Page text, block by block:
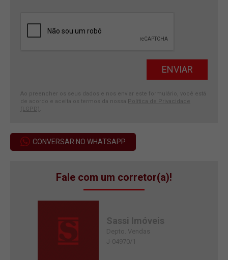
Ao preencher os seus dados e nos enviar este formulário, você está
de acordo e aceita os termos da nossa Política de Privacidade
(LGPD)
CONVERSAR NO WHATSAPP
Fale com um corretor(a)!
Sassi Imóveis
Depto. Vendas
J-04970/1